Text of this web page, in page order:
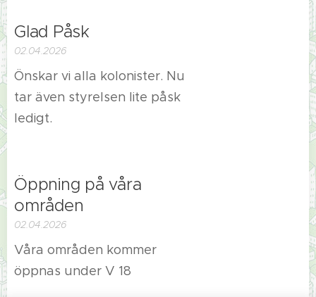
Glad Påsk
02.04.2026
Önskar vi alla kolonister. Nu
tar även styrelsen lite påsk
ledigt.
Öppning på våra
områden
02.04.2026
Våra områden kommer
öppnas under V 18